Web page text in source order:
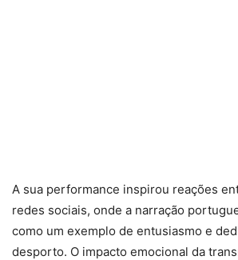
A sua performance inspirou reações
redes sociais, onde a narração
como um exemplo de entusiasmo e
desporto. O impacto emocional da